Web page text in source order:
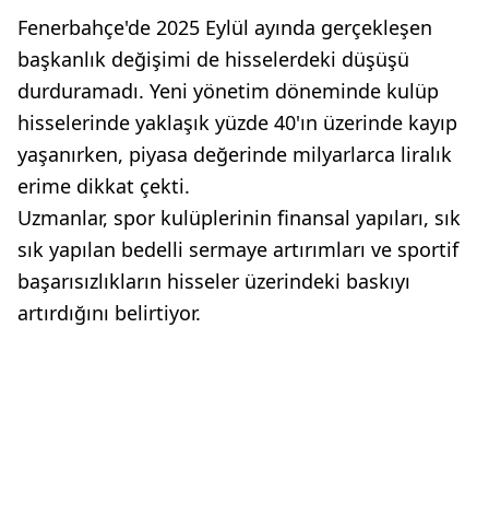
Fenerbahçe'de 2025 Eylül ayında gerçekleşen
başkanlık değişimi de hisselerdeki düşüşü
durduramadı. Yeni yönetim döneminde kulüp
hisselerinde yaklaşık yüzde 40'ın üzerinde kayıp
yaşanırken, piyasa değerinde milyarlarca liralık
erime dikkat çekti.
Uzmanlar, spor kulüplerinin finansal yapıları, sık
sık yapılan bedelli sermaye artırımları ve sportif
başarısızlıkların hisseler üzerindeki baskıyı
artırdığını belirtiyor.